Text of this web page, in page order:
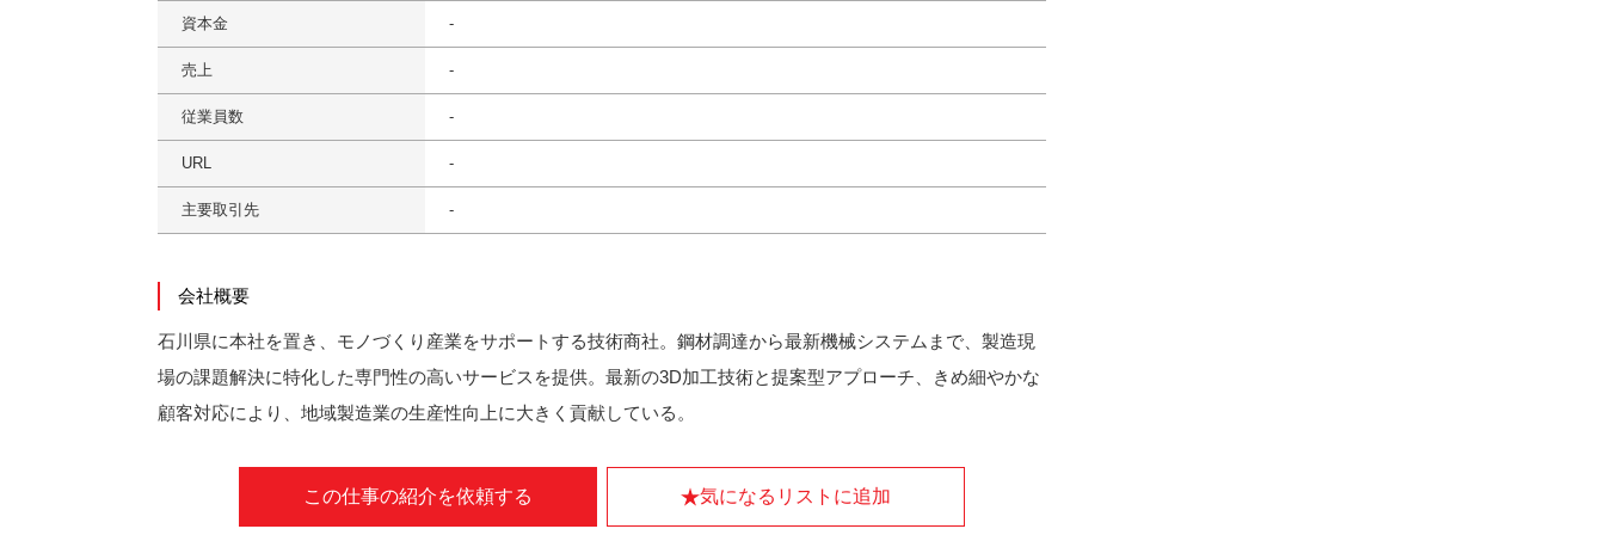
資本金 -
売上 -
従業員数 -
URL -
主要取引先 -
会社概要
石川県に本社を置き、モノづくり産業をサポートする技術商社。鋼材調達から最新機械システムまで、製造現
場の課題解決に特化した専門性の高いサービスを提供。最新の3D加工技術と提案型アプローチ、きめ細やかな
顧客対応により、地域製造業の生産性向上に大きく貢献している。
この仕事の紹介を依頼する 気になるリストに追加